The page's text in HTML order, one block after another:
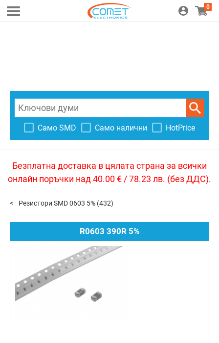
0
Само SMD Само налични HotPrice
Безплатна доставка в цялата страна за всички
онлайн поръчки над 40.00 € / 78.23 лв. (без ДДС).
Резистори SMD 0603 5% (432)
R0603 390R 5%